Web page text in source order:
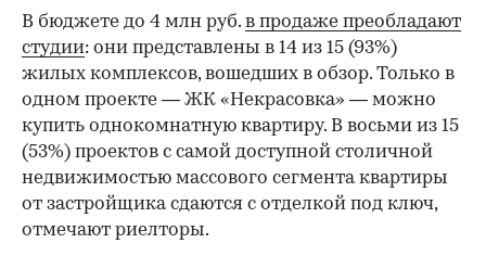
В бюджете до 4 млн руб. в продаже преобладают
студии: они представлены в 14 из 15 (93%)
жилых комплексов, вошедших в обзор. Только в
одном проекте — ЖК «Некрасовка» — можно
купить однокомнатную квартиру. В восьми из 15
(53%) проектов с самой доступной столичной
недвижимостью массового сегмента квартиры
от застройщика сдаются с отделкой под ключ,
отмечают риелторы.